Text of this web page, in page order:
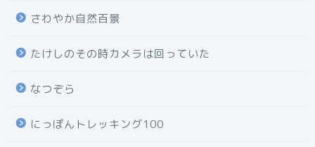
さわやか自然百景
たけしのその時カメラは回っていた
なつぞら
にっぽんトレッキング100